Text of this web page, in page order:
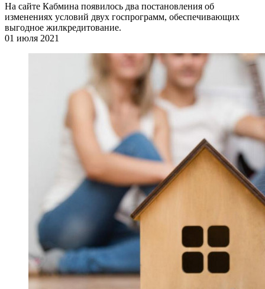
На сайте Кабмина появилось два постановления об
изменениях условий двух госпрограмм, обеспечивающих
выгодное жилкредитование.
01 июля 2021